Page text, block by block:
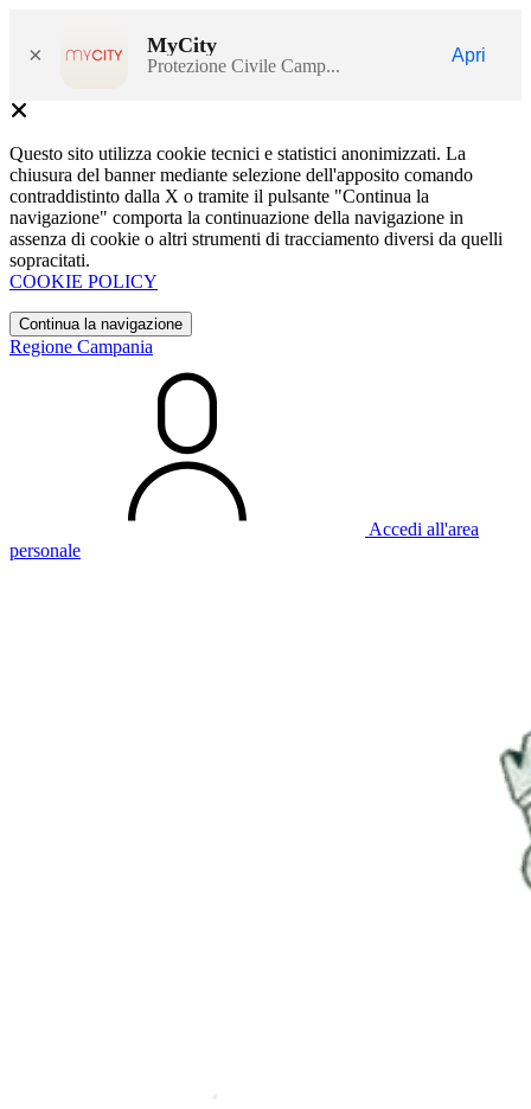
× MyCity
Protezione Civile Camp...
Apri
Questo sito utilizza cookie tecnici e statistici anonimizzati. La
chiusura del banner mediante selezione dell'apposito comando
contraddistinto dalla X o tramite il pulsante "Continua la
navigazione" comporta la continuazione della navigazione in
assenza di cookie o altri strumenti di tracciamento diversi da quelli
sopracitati.
COOKIE POLICY
Continua la navigazione
Regione Campania
Accedi all'area
personale